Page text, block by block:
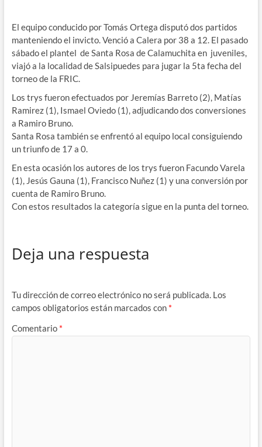
El equipo conducido por Tomás Ortega disputó dos partidos
manteniendo el invicto. Venció a Calera por 38 a 12. El pasado
sábado el plantel de Santa Rosa de Calamuchita en juveniles,
viajó a la localidad de Salsipuedes para jugar la 5ta fecha del
torneo de la FRIC.
Los trys fueron efectuados por Jeremías Barreto (2), Matías
Ramirez (1), Ismael Oviedo (1), adjudicando dos conversiones
a Ramiro Bruno.
Santa Rosa también se enfrentó al equipo local consiguiendo
un triunfo de 17 a 0.
En esta ocasión los autores de los trys fueron Facundo Varela
(1), Jesús Gauna (1), Francisco Nuñez (1) y una conversión por
cuenta de Ramiro Bruno.
Con estos resultados la categoría sigue en la punta del torneo.
Deja una respuesta
Tu dirección de correo electrónico no será publicada. Los
campos obligatorios están marcados con *
Comentario *